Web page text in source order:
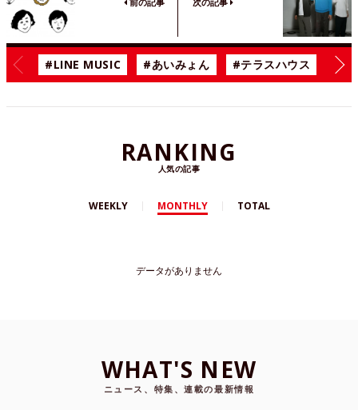
#LINE MUSIC #あいみょん #テラスハウス #
RANKING
人気の記事
WEEKLY MONTHLY TOTAL
データがありません
WHAT'S NEW
ニュース、特集、連載の最新情報